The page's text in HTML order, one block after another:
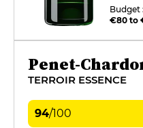
Budget :
€80 to
Penet-
TERROIR ESSENCE
94/100